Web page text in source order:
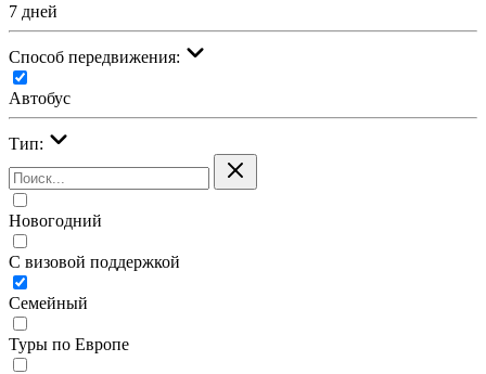
7 дней
Cпособ передвижения:
Автобус
Тип:
Новогодний
С визовой поддержкой
Семейный
Туры по Европе